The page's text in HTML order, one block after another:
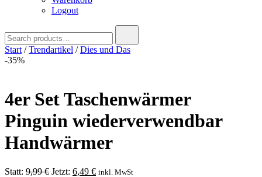
Logout
for:
Start /Trendartikel /Dies und Das
-35%
4er Set Taschenwärmer
Pinguin wiederverwendbar
Handwärmer
Statt: 9,99€ Ursprünglicher
Jetzt: 6,49 €Aktueller
inkl. MwSt